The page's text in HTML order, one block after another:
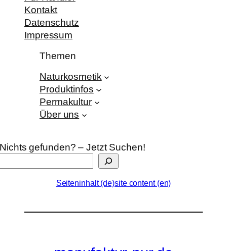
Kontakt
Datenschutz
Impressum
Themen
Naturkosmetik
Produktinfos
Permakultur
Über uns
Nichts gefunden? – Jetzt Suchen!
Seiteninhalt (de)site content (en)